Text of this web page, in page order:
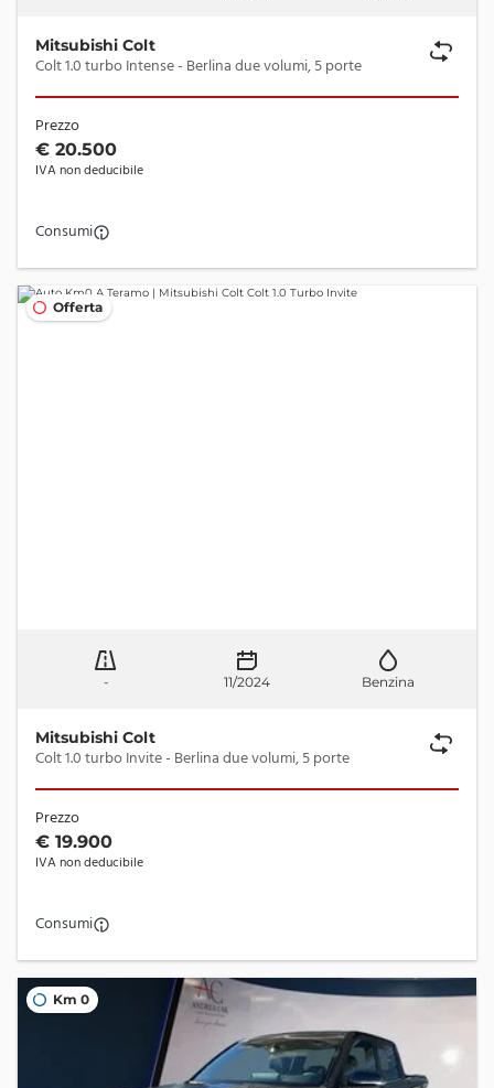
Mitsubishi Colt
Colt 1.0 turbo Intense - Berlina due volumi, 5 porte
Prezzo
€ 20.500
IVA non deducibile
Consumi
Offerta
- 11/2024 Benzina
Mitsubishi Colt
Colt 1.0 turbo Invite - Berlina due volumi, 5 porte
Prezzo
€ 19.900
IVA non deducibile
Consumi
Km 0